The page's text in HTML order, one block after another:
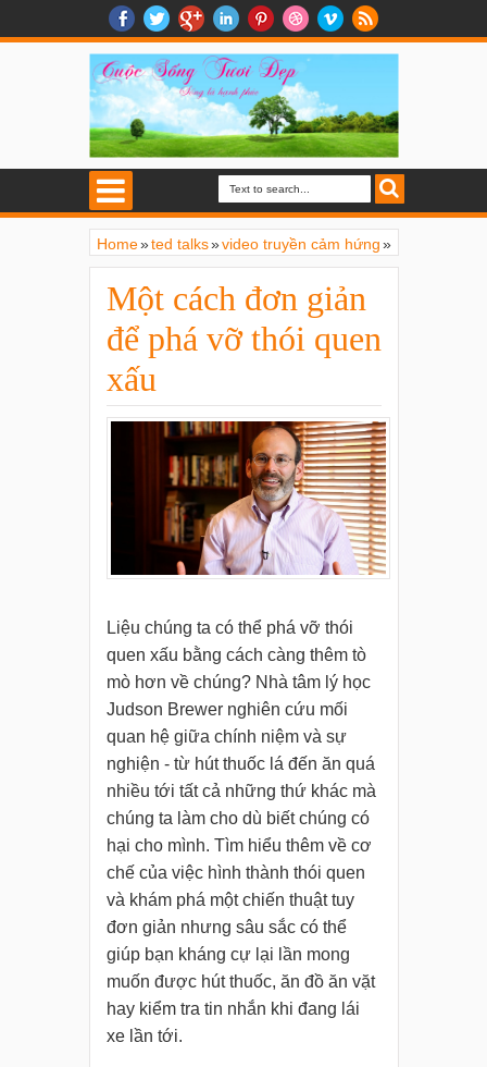
Home»ted talks»video truyền cảm hứng»
Một cách đơn giản
để phá vỡ thói quen
xấu
Liệu chúng ta có thể phá vỡ thói
quen xấu bằng cách càng thêm tò
mò hơn về chúng? Nhà tâm lý học
Judson Brewer nghiên cứu mối
quan hệ giữa chính niệm và sự
nghiện - từ hút thuốc lá đến ăn quá
nhiều tới tất cả những thứ khác mà
chúng ta làm cho dù biết chúng có
hại cho mình. Tìm hiểu thêm về cơ
chế của việc hình thành thói quen
và khám phá một chiến thuật tuy
đơn giản nhưng sâu sắc có thể
giúp bạn kháng cự lại lần mong
muốn được hút thuốc, ăn đồ ăn vặt
hay kiểm tra tin nhắn khi đang lái
xe lần tới.